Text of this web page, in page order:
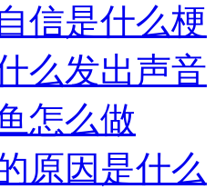
信是什么梗
么发出声音
怎么做
原因是什么